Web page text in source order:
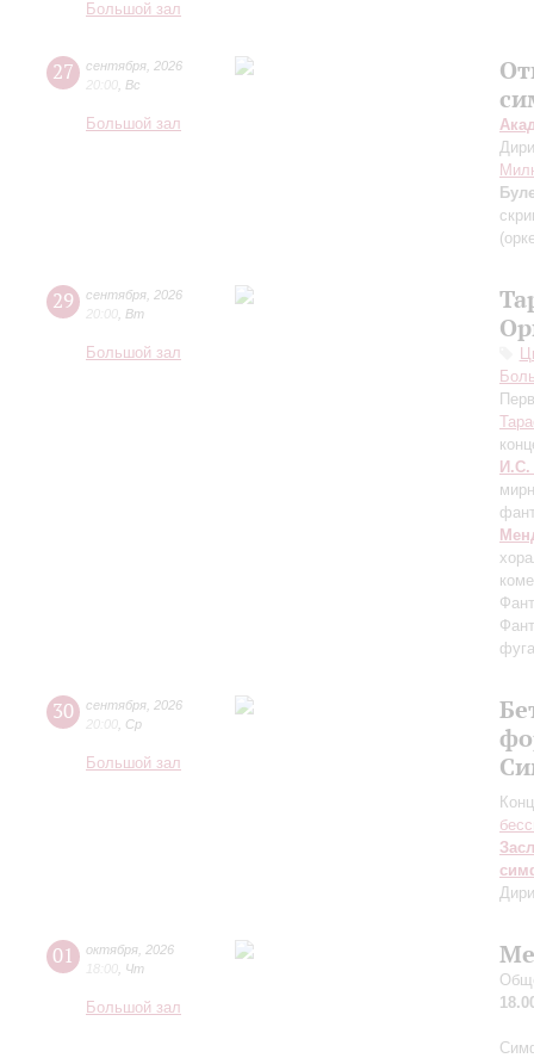
Большой зал
27 сентября 2026
20:00 Вс
Большой зал
29 сентября 2026
20:00 Вт
Большой зал
И.С.
30 сентября 2026
20:00 Ср
Большой зал
01 октября 2026
18:00 Чт
Большой зал